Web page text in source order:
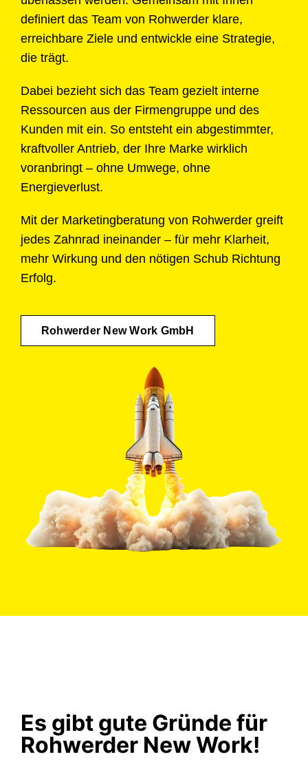
definiert das Team von Rohwerder klare,
erreichbare Ziele und entwickle eine Strategie,
die trägt.
Dabei bezieht sich das Team gezielt interne
Ressourcen aus der Firmengruppe und des
Kunden mit ein. So entsteht ein abgestimmter,
kraftvoller Antrieb, der Ihre Marke wirklich
voranbringt – ohne Umwege, ohne
Energieverlust.
Mit der Marketingberatung von Rohwerder greift
jedes Zahnrad ineinander – für mehr Klarheit,
mehr Wirkung und den nötigen Schub Richtung
Erfolg.
Rohwerder New Work GmbH
Es gibt gute Gründe für
Rohwerder New Work!